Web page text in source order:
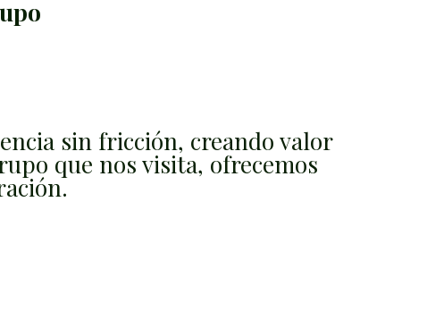
sin fricción, creando valor
que nos visita, ofrecemos